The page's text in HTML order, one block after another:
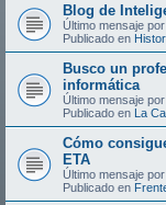
Blog de
Último mensaje por
Publicado en
Busco un
informática
Último mensaje por
Publicado en La
Cómo
ETA
Último mensaje por
Publicado en